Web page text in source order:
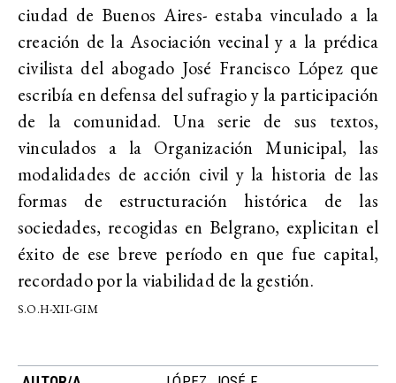
ciudad de Buenos Aires- estaba vinculado a la
creación de la Asociación vecinal y a la prédica
civilista del abogado José Francisco López que
escribía en defensa del sufragio y la participación
de la comunidad. Una serie de sus textos,
vinculados a la Organización Municipal, las
modalidades de acción civil y la historia de las
formas de estructuración histórica de las
sociedades, recogidas en Belgrano, explicitan el
éxito de ese breve período en que fue capital,
recordado por la viabilidad de la gestión.
S.O.H-XII-GIM